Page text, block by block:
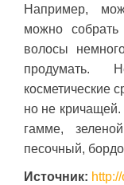
Например,
можно
волосы
продумать.
косметические
но не кричащей.
гамме,
песочный,
Источник: